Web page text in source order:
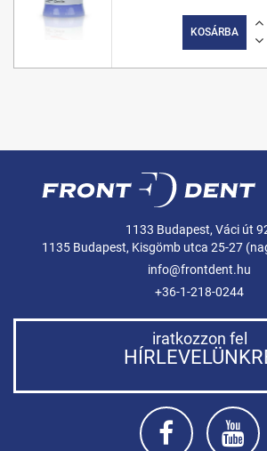
KOSÁRBA
1133 Budapest, Váci út
1135 Budapest, Kisgömb utca 25-27
info@frontdent.hu
+36-1-218-0244
iratkozzon fel